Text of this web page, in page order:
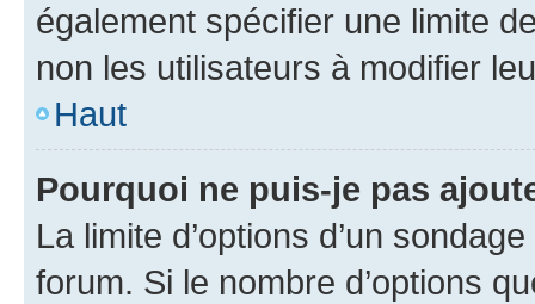
également spécifier une limite
non les utilisateurs à modifier
Haut
Pourquoi ne puis-je pas
La limite d’options d’un
forum. Si le nombre d’options